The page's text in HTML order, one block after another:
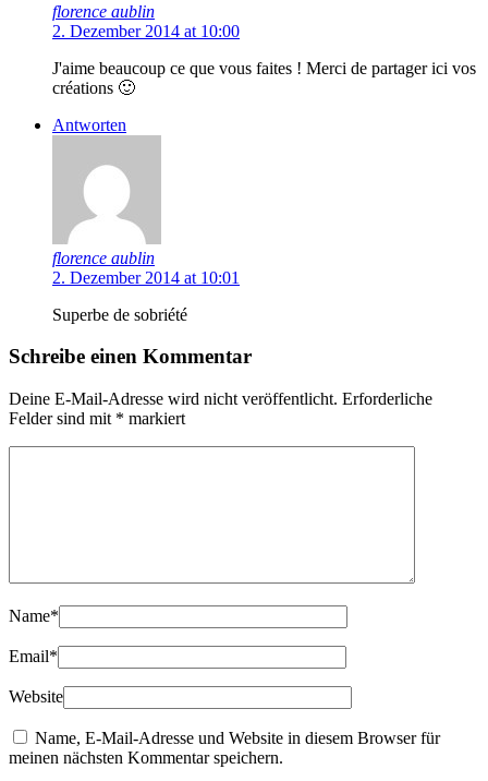
florence aublin
2. Dezember 2014 at 10:00
J'aime beaucoup ce que vous faites ! Merci de partager ici vos
créations 🙂
Antworten
florence aublin
2. Dezember 2014 at 10:01
Superbe de sobriété
Schreibe einen Kommentar
Deine E-Mail-Adresse wird nicht veröffentlicht. Erforderliche
Felder sind mit * markiert
Name*
Email*
Website
Name, E-Mail-Adresse und Website in diesem Browser für
meinen nächsten Kommentar speichern.